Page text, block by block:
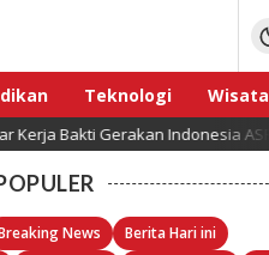
Teknologi
Wisata
Gerakan Indonesia ASRI Langit Biru
News
Berita Hari ini